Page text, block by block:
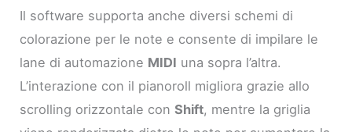
Il software supporta anche diversi schemi di
colorazione per le note e consente di impilare le
lane di automazione MIDI una sopra l’altra.
L’interazione con il pianoroll migliora grazie allo
scrolling orizzontale conShift, mentre la griglia